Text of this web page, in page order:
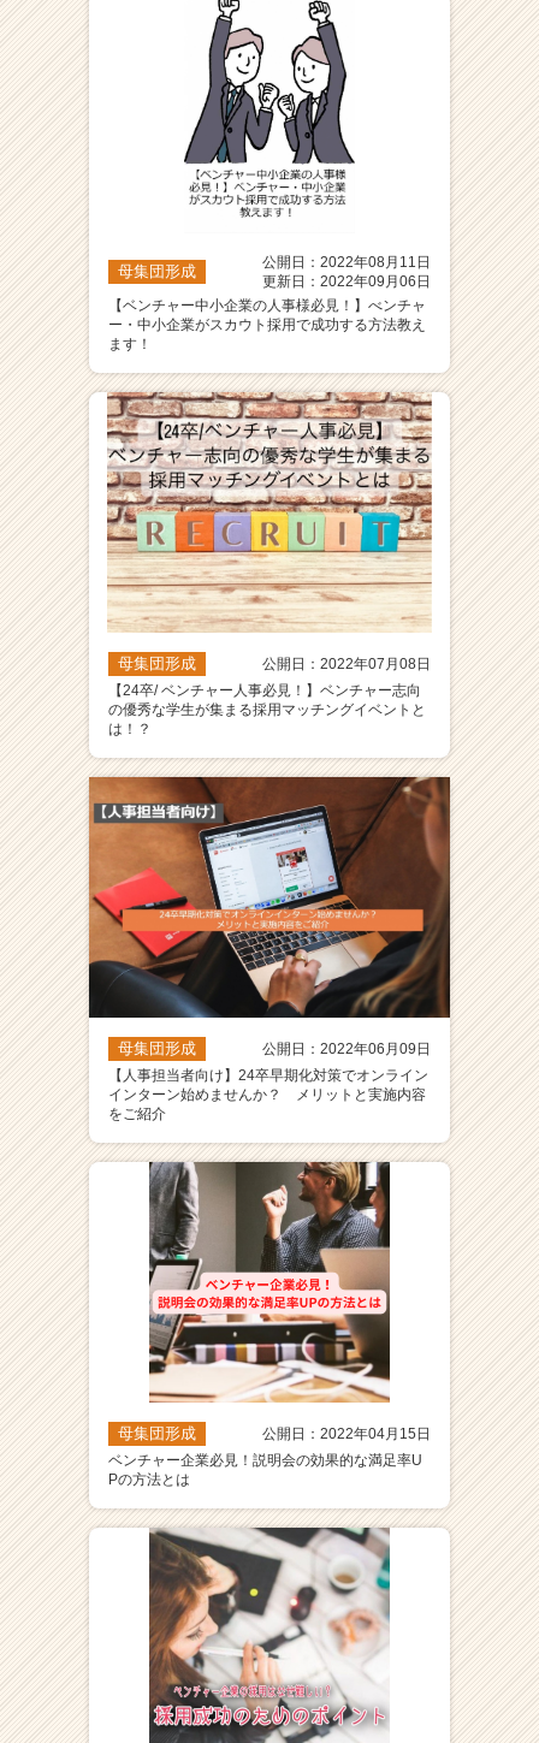
（C
r
a
r
母集団形成
公開日：2022年08月11日
更新日：2022年09月06日
【ベンチャー中小企業の人事様必見！】べンチャ
ー・中小企業がスカウト採用で成功する方法教え
ます！
母集団形成
公開日：2022年07月08日
【24卒/ ベンチャー人事必見！】ベンチャー志向
の優秀な学生が集まる採用マッチングイベントと
は！？
母集団形成
公開日：2022年06月09日
【人事担当者向け】24卒早期化対策でオンライン
インターン始めませんか？ メリットと実施内容
をご紹介
母集団形成
公開日：2022年04月15日
ベンチャー企業必見！説明会の効果的な満足率U
Pの方法とは